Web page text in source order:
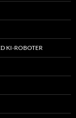
KI-ROBOTER